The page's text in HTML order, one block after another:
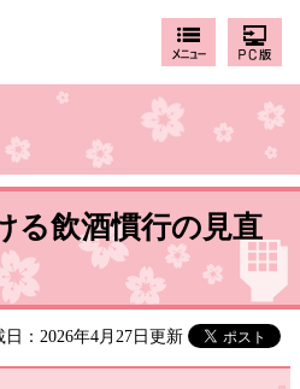
る飲酒慣行の見直
：2026年4月27日更新